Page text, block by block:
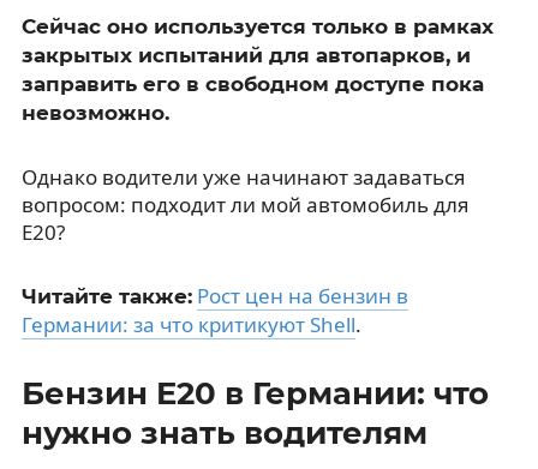
Сейчас оно используется только в рамках
закрытых испытаний для автопарков, и
заправить его в свободном доступе пока
невозможно.
Однако водители уже начинают задаваться
вопросом: подходит ли мой автомобиль для
E20?
Читайте также: Рост цен на бензин в
Германии: за что критикуют Shell.
Бензин E20 в Германии: что
нужно знать водителям